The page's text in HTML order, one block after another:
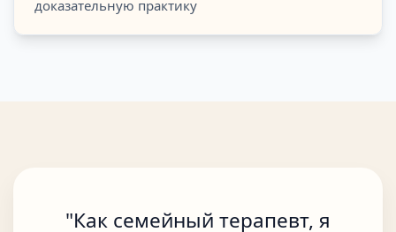
доказательную практику
"Как семейный терапевт, я